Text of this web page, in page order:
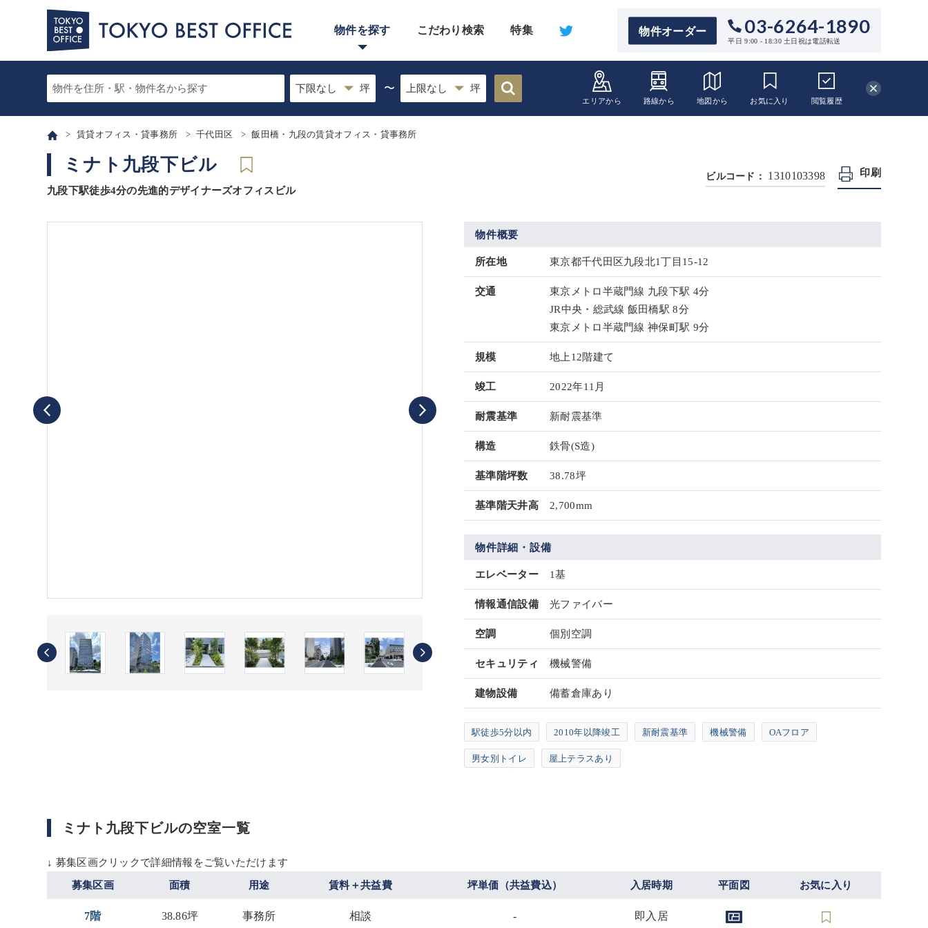
物件オーダー 03-6264-1890
平日 9:00 - 18:30 土日祝は電話転送
物件を探す こだわり検索 特集
エリアから 路線から 地図から お気に入り 閲覧履歴
〜
賃貸オフィス・貸事務所 千代田区 飯田橋・九段の賃貸オフィス・貸事務所
ミナト九段下ビル
九段下駅徒歩4分の先進的デザイナーズオフィスビル
ビルコード： 1310103398 印刷
物件概要
所在地 東京都千代田区九段北1丁目15-12
交通
東京メトロ半蔵門線 九段下駅 4分
JR中央・総武線 飯田橋駅 8分
東京メトロ半蔵門線 神保町駅 9分
規模 地上12階建て
竣工 2022年11月
耐震基準 新耐震基準
構造 鉄骨(S造)
基準階坪数 38.78坪
基準階天井高 2,700mm
物件詳細・設備
エレベーター 1基
情報通信設備 光ファイバー
空調 個別空調
セキュリティ 機械警備
建物設備 備蓄倉庫あり
駅徒歩5分以内 2010年以降竣工 新耐震基準 機械警備 OAフロア
男女別トイレ 屋上テラスあり
ミナト九段下ビルの空室一覧
↓ 募集区画クリックで詳細情報をご覧いただけます
募集区画 面積 用途 賃料＋共益費 坪単価（共益費込） 入居時期 平面図 お気に入り
7階 38.86坪 事務所 相談 - 即入居